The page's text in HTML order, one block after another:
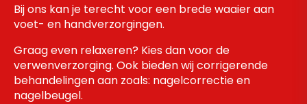
Bij ons kan je terecht voor een brede waaier aan
voet- en handverzorgingen.
Graag even relaxeren? Kies dan voor de
verwenverzorging. Ook bieden wij corrigerende
behandelingen aan zoals: nagelcorrectie en
nagelbeugel.